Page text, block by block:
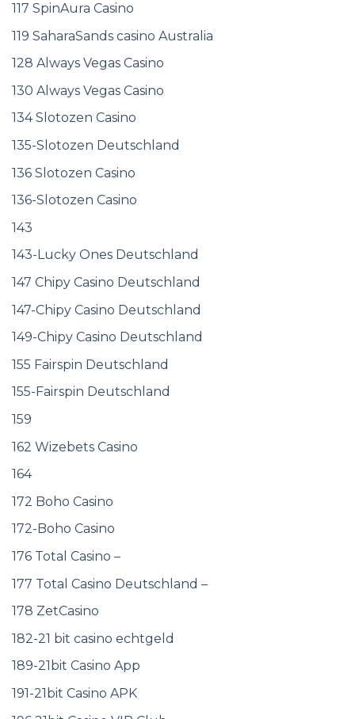
117 SpinAura Casino
119 SaharaSands casino Australia
128 Always Vegas Casino
130 Always Vegas Casino
134 Slotozen Casino
135-Slotozen Deutschland
136 Slotozen Casino
136-Slotozen Casino
143
143-Lucky Ones Deutschland
147 Chipy Casino Deutschland
147-Chipy Casino Deutschland
149-Chipy Casino Deutschland
155 Fairspin Deutschland
155-Fairspin Deutschland
159
162 Wizebets Casino
164
172 Boho Casino
172-Boho Casino
176 Total Casino –
177 Total Casino Deutschland –
178 ZetCasino
182-21 bit casino echtgeld
189-21bit Casino App
191-21bit Casino APK